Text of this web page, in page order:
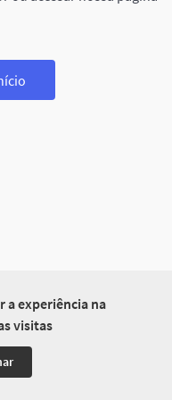
a experiência na
visitas